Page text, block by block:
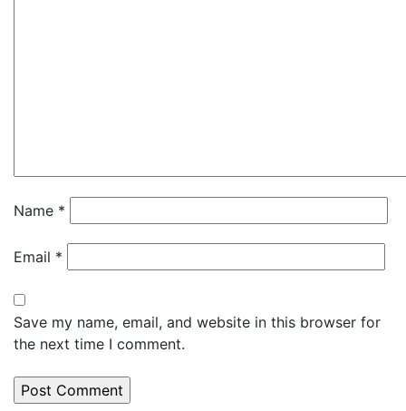
Name *
Email *
Save my name, email, and website in this browser for
the next time I comment.